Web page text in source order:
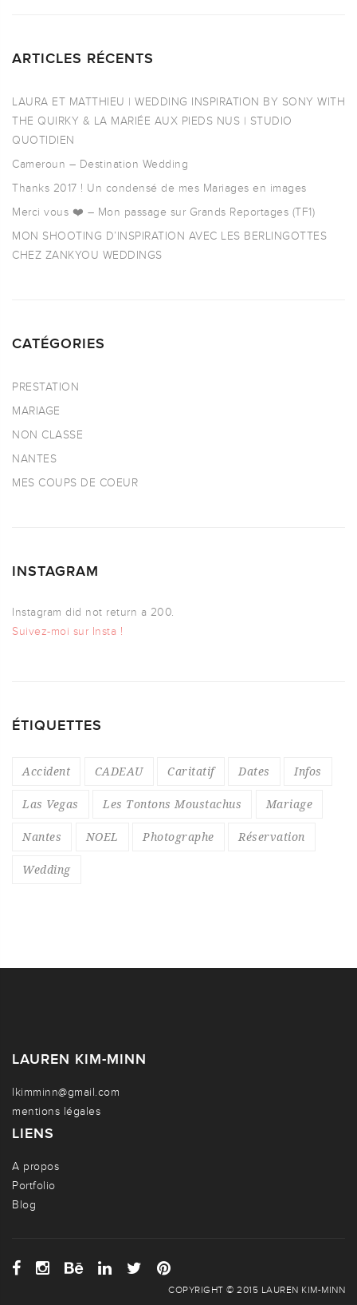
ARTICLES RÉCENTS
LAURA ET MATTHIEU | WEDDING INSPIRATION BY SONY WITH
THE QUIRKY & LA MARIÉE AUX PIEDS NUS | STUDIO
QUOTIDIEN
Cameroun – Destination Wedding
Thanks 2017 ! Un condensé de mes Mariages en images
Merci vous ❤️ – Mon passage sur Grands Reportages (TF1)
MON SHOOTING D’INSPIRATION AVEC LES BERLINGOTTES
CHEZ ZANKYOU WEDDINGS
CATÉGORIES
PRESTATION
MARIAGE
NON CLASSE
NANTES
MES COUPS DE COEUR
INSTAGRAM
Instagram did not return a 200.
Suivez-moi sur Insta !
ÉTIQUETTES
Accident CADEAU Caritatif Dates Infos
Las Vegas Les Tontons Moustachus Mariage
Nantes NOEL Photographe Réservation
Wedding
LAUREN KIM-MINN
lkimminn@gmail.com
mentions légales
LIENS
A propos
Portfolio
Blog
COPYRIGHT © 2015 LAUREN KIM-MINN